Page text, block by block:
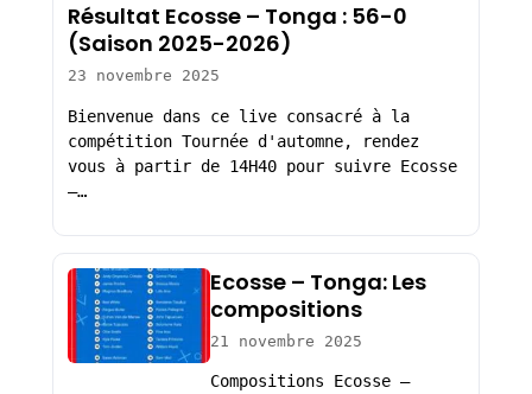
Résultat Ecosse – Tonga : 56-0
(Saison 2025-2026)
23 novembre 2025
Bienvenue dans ce live consacré à la
compétition Tournée d'automne, rendez
vous à partir de 14H40 pour suivre Ecosse
–…
Ecosse – Tonga: Les
compositions
21 novembre 2025
Compositions Ecosse –